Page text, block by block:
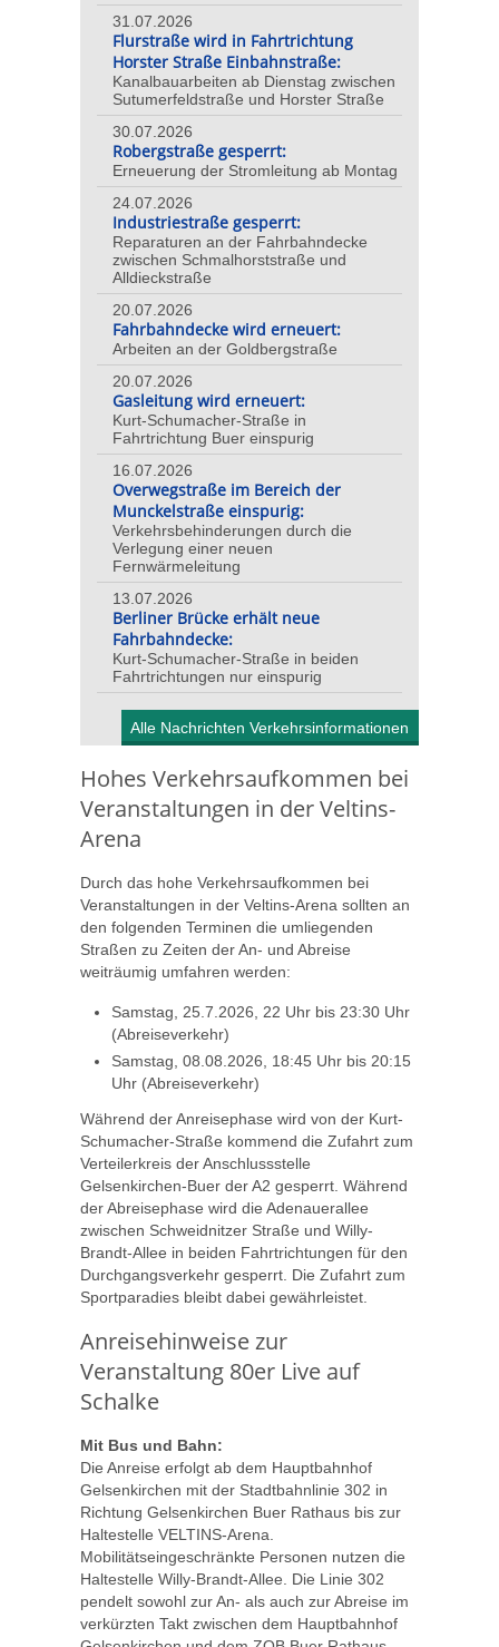
31.07.2026
Flurstraße wird in Fahrtrichtung
Horster Straße Einbahnstraße:
Kanalbauarbeiten ab Dienstag zwischen
Sutumerfeldstraße und Horster Straße
30.07.2026
Robergstraße gesperrt:
Erneuerung der Stromleitung ab Montag
24.07.2026
Industriestraße gesperrt:
Reparaturen an der Fahrbahndecke
zwischen Schmalhorststraße und
Alldieckstraße
20.07.2026
Fahrbahndecke wird erneuert:
Arbeiten an der Goldbergstraße
20.07.2026
Gasleitung wird erneuert:
Kurt-Schumacher-Straße in
Fahrtrichtung Buer einspurig
16.07.2026
Overwegstraße im Bereich der
Munckelstraße einspurig:
Verkehrsbehinderungen durch die
Verlegung einer neuen
Fernwärmeleitung
13.07.2026
Berliner Brücke erhält neue
Fahrbahndecke:
Kurt-Schumacher-Straße in beiden
Fahrtrichtungen nur einspurig
Alle Nachrichten Verkehrsinformationen
Hohes Verkehrsaufkommen bei
Veranstaltungen in der Veltins-
Arena
Durch das hohe Verkehrsaufkommen bei
Veranstaltungen in der Veltins-Arena sollten an
den folgenden Terminen die umliegenden
Straßen zu Zeiten der An- und Abreise
weiträumig umfahren werden:
Samstag, 25.7.2026, 22 Uhr bis 23:30 Uhr
(Abreiseverkehr)
Samstag, 08.08.2026, 18:45 Uhr bis 20:15
Uhr (Abreiseverkehr)
Während der Anreisephase wird von der Kurt-
Schumacher-Straße kommend die Zufahrt zum
Verteilerkreis der Anschlussstelle
Gelsenkirchen-Buer der A2 gesperrt. Während
der Abreisephase wird die Adenauerallee
zwischen Schweidnitzer Straße und Willy-
Brandt-Allee in beiden Fahrtrichtungen für den
Durchgangsverkehr gesperrt. Die Zufahrt zum
Sportparadies bleibt dabei gewährleistet.
Anreisehinweise zur
Veranstaltung 80er Live auf
Schalke
Mit Bus und Bahn:
Die Anreise erfolgt ab dem Hauptbahnhof
Gelsenkirchen mit der Stadtbahnlinie 302 in
Richtung Gelsenkirchen Buer Rathaus bis zur
Haltestelle VELTINS-Arena.
Mobilitätseingeschränkte Personen nutzen die
Haltestelle Willy-Brandt-Allee. Die Linie 302
pendelt sowohl zur An- als auch zur Abreise im
verkürzten Takt zwischen dem Hauptbahnhof